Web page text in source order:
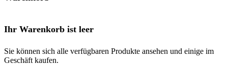
Ihr Warenkorb ist leer
Sie können sich alle verfügbaren Produkte ansehen und einige im
Geschäft kaufen.